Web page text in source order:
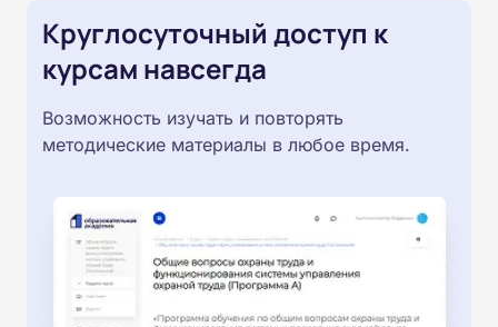
Круглосуточный доступ к
курсам навсегда
Возможность изучать и повторять
методические материалы в любое время.